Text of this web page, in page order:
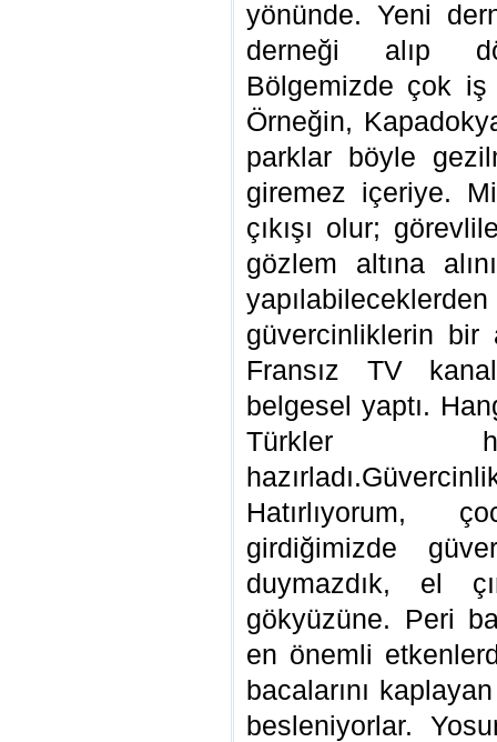
yönünde. Yeni
derneği alıp
Bölgemizde çok
Örneğin,
parklar böyle
giremez içeriye.
çıkışı olur;
gözlem altına
güvercinliklerin bir
Fransız TV
belgesel yaptı.
Türkler
Hatırlıyorum,
girdiğimizde
duymazdık, el
gökyüzüne. Peri
en önemli
bacalarını
besleniyorlar.